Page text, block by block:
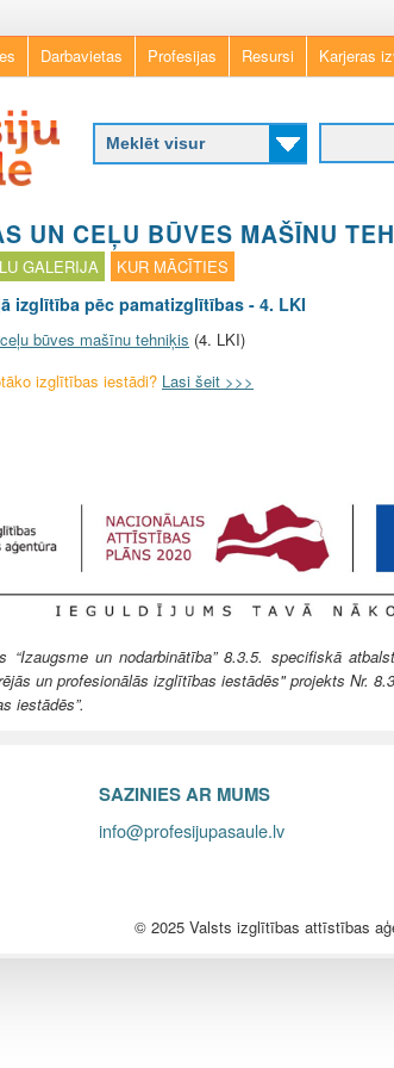
Skip
to
Darbavietas Profesijas Resursi Karjeras
UN CEĻU BŪVES MAŠĪNU
GALERIJA KUR MĀCĪTIES
izglītība pēc pamatizglītības - 4. LKI
būves mašīnu tehniķis (4. LKI)
izglītības iestādi? Lasi šeit >>>
“Izaugsme un nodarbinātība” 8.3.5. specifiskā
un profesionālās izglītības iestādēs" projekts Nr.
iestādēs”.
SAZINIES AR MUMS
info@profesijupasaule.lv
© 2025 Valsts izglītības attīstības